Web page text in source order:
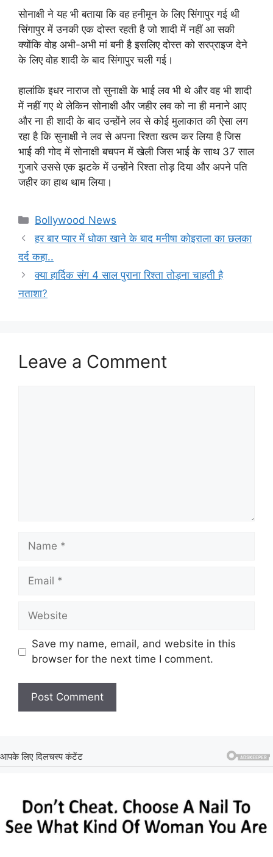
सोनाक्षी ने यह भी बताया कि वह हनीमून के लिए सिंगापुर गई थी
सिंगापुर में उनकी एक दोस्त रहती है जो शादी में नहीं आ सकी
क्योंकि वोह अभी-अभी मां बनी है इसलिए दोस्त को सरप्राइज देने
के लिए वोह शादी के बाद सिंगापुर चली गई।
हालांकि इधर नाराज तो सुनाक्षी के भाई लव भी थे और वह भी शादी
में नहीं गए थे लेकिन सोनाक्षी और जहीर लव को ना ही मनाने आए
और ना ही शादी के बाद उन्होंने लव से कोई मुलाकात की ऐसा लग
रहा है कि सुनाक्षी ने लव से अपना रिश्ता खत्म कर लिया है जिस
भाई की गोद में सोनाक्षी बचपन में खेली जिस भाई के साथ 37 साल
गुजारे उससे एक झटके में उन्होंने रिश्ता तोड़ दिया और अपने पति
जहीर का हाथ थाम लिया।
Categories
Bollywood News
हर बार प्यार में धोका खाने के बाद मनीषा कोइराला का छलका
दर्द कहा..
क्या हार्दिक संग 4 साल पुराना रिश्ता तोड़ना चाहती है
नताशा?
Leave a Comment
Name
Email
Website
Save my name, email, and website in this
browser for the next time I comment.